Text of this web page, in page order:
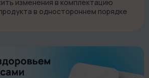
область чистки, обеспечивая
изменения в комплектацию
в одностороннем порядке